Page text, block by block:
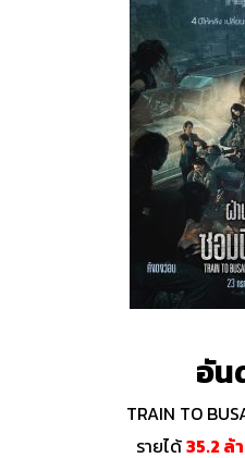
อัน
TRAIN TO
รายได้35.2 ล้